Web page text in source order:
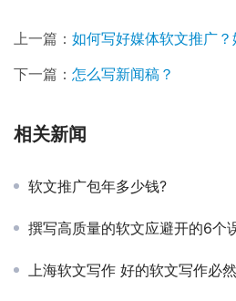
上一篇： 如何写好媒体软文推广？媒体软
下一篇： 怎么写新闻稿？
相关新闻
软文推广包年多少钱?
撰写高质量的软文应避开的6个
上海软文写作 好的软文写作必